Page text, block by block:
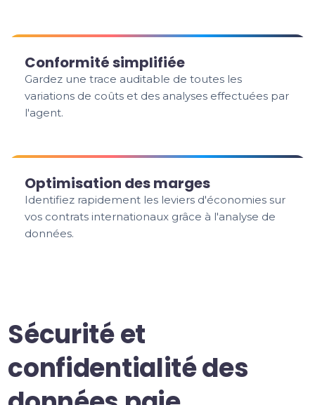
Conformité simplifiée
Gardez une trace auditable de toutes les
variations de coûts et des analyses effectuées par
l'agent.
Optimisation des marges
Identifiez rapidement les leviers d'économies sur
vos contrats internationaux grâce à l'analyse de
données.
Sécurité et
confidentialité des